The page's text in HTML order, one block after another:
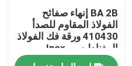
BA 2B إنهاء صفائح
الفولاذ المقاوم للصدأ
410430 ورقة فك الفولاذ
المغناطيسي Inox